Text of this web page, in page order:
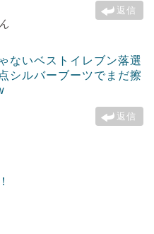
返信
ないベストイレブン落選
シルバーブーツでまだ擦
返信